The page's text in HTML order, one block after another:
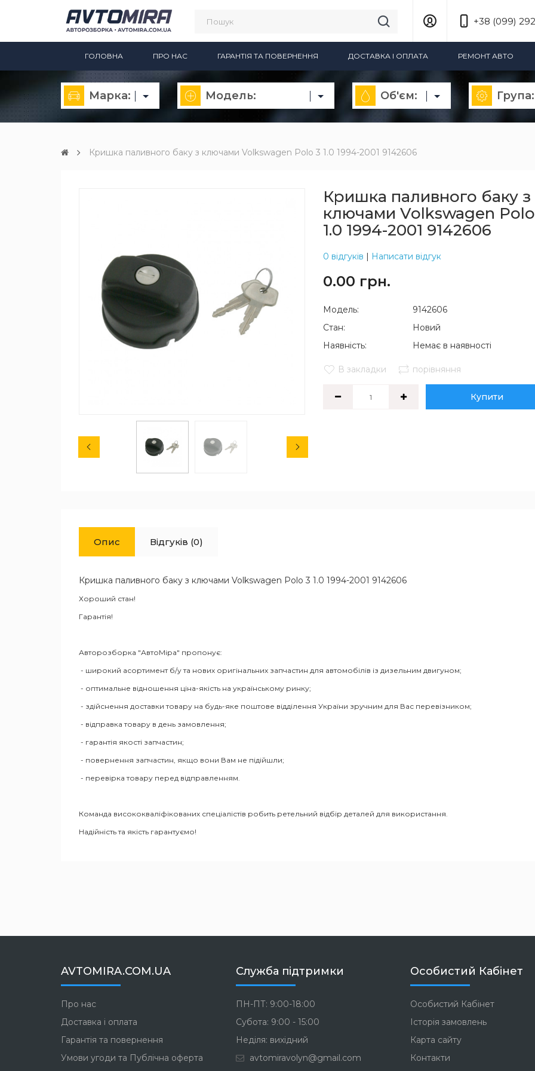
+38 (099) 292
ГОЛОВНА ПРО НАС ГАРАНТІЯ ТА ПОВЕРНЕННЯ ДОСТАВКА І ОПЛАТА РЕМОНТ АВТО
Марка: Модель: Об'єм: Група:
Кришка паливного баку з ключами Volkswagen Polo 3 1.0 1994-2001 9142606
Кришка паливного баку з
ключами Volkswagen
1.0 1994-2001 9142606
0 відгуків | Написати відгук
0.00 грн.
Модель:
9142606
Стан:
Новий
Наявність:
Немає в наявності
В закладки порівняння
Купити
Опис Відгуків (0)
Кришка паливного баку з ключами Volkswagen Polo 3 1.0 1994-2001 9142606
Хороший стан!
Гарантія!
Авторозборка "АвтоМіра" пропонує:
- широкий асортимент б/у та нових оригінальних запчастин для автомобілів із дизельним двигуном;
- оптимальне відношення ціна-якість на українському ринку;
- здійснення доставки товару на будь-яке поштове відділення України зручним для Вас перевізником;
- відправка товару в день замовлення;
- гарантія якості запчастин;
- повернення запчастин, якщо вони Вам не підійшли;
- перевірка товару перед відправленням.
Команда висококваліфікованих спеціалістів робить ретельний відбір деталей для використання.
Надійність та якість гарантуємо!
AVTOMIRA.COM.UA
Про нас
Доставка і оплата
Гарантія та повернення
Умови угоди та Публічна оферта
Служба підтримки
ПН-ПТ: 9:00-18:00
Субота: 9:00 - 15:00
Неділя: вихідний
avtomiravolyn@gmail.com
Особистий Кабінет
Особистий Кабінет
Історія замовлень
Карта сайту
Контакти